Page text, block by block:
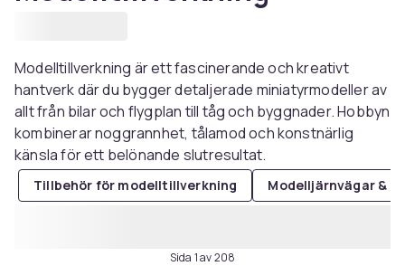
Modelltillverkning är ett fascinerande och kreativt
hantverk där du bygger detaljerade miniatyrmodeller av
allt från bilar och flygplan till tåg och byggnader. Hobbyn
kombinerar noggrannhet, tålamod och konstnärlig
känsla för ett belönande slutresultat.
Tillbehör för modelltillverkning Modelljärnvägar &
Sida 1 av 208